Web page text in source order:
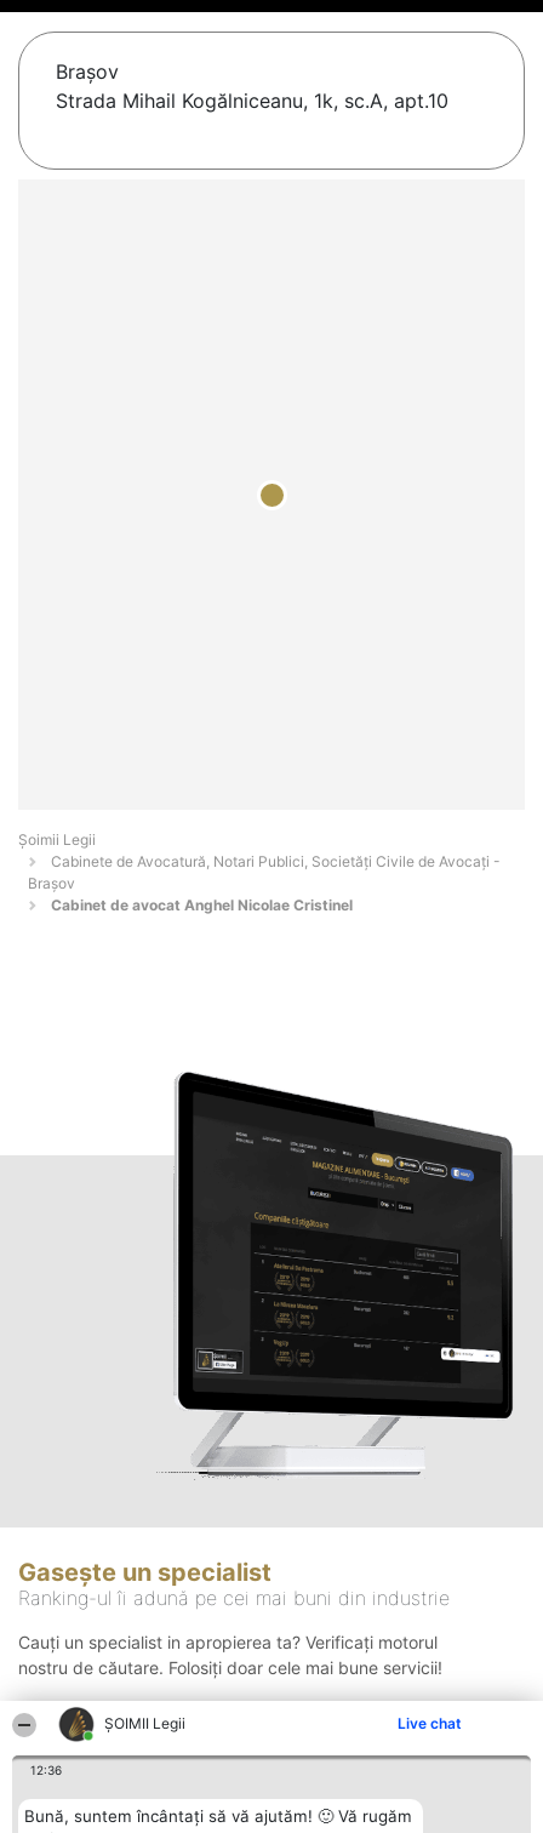
ȘOIMII Legii Live chat
12:36
Bună, suntem încântați să vă ajutăm! 🙂 Vă rugăm
Braşov
Strada Mihail Kogălniceanu, 1k, sc.A, apt.10
Șoimii Legii
Cabinete de Avocatură, Notari Publici, Societăți Civile de Avocați -
Braşov
Cabinet de avocat Anghel Nicolae Cristinel
Gasește un specialist
Ranking-ul îi adună pe cei mai buni din industrie
Cauți un specialist in apropierea ta? Verificați motorul
nostru de căutare. Folosiți doar cele mai bune servicii!